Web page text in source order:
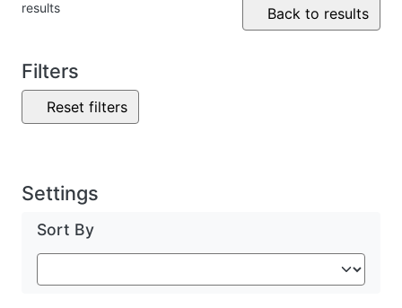
results Back to results
Filters
Reset filters
Settings
Sort By